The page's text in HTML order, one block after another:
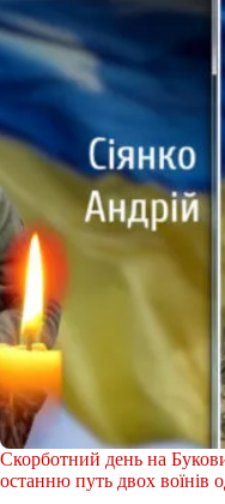
Скорботний день на
останню путь двох воїнів